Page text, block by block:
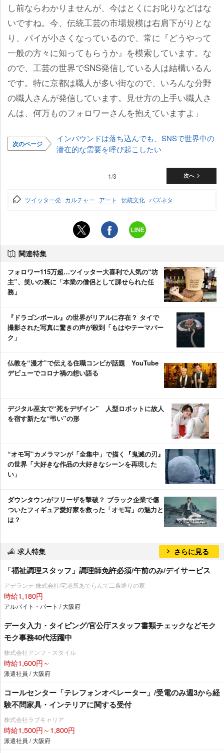
し前ならわかりませんが、今はとくにお叱りなどはな
いですね。今、伝統工芸の市場規模は右肩下がりとな
り、パイが小さくなっているので、常に『どうやって
一般の方々に知ってもらうか』を模索しています。な
ので、工芸の世界でSNS発信している人は結構いるん
です。特に京都は職人が多い街なので、いろんな分野
の職人さんが発信しています。見せ方の上手い職人さ
んは、何万ものフォロワーさんを抱えていますよ」
次のページ
インバウンドは落ち込んでも、SNSで世界中の
潜在的な需要を呼び起こしたい
次へ
1/3
ツイッター発 カルチャー アート 伝統文化 バズネタ
関連特集
フォロワー115万超…ツイッター大喜利で人気の“坊
主”、笑いの裏に「本業の僧侶として課せられた任
務」
『ドラゴンボール』の世界がリアルに存在？ タイで
撮影された写真に驚きの声が殺到「もはやテーマパー
ク」
仏教を“漫才”で伝える住職コンビが話題 YouTube
デビューでコロナ禍の想い語る
デジタル巫女で“死をデザイン” 人型ロボットに故人
を宿す新たな“弔い”の形
“オモ写”カメラマンが「全集中」で描く『鬼滅の刃』
の世界「大好きな作品の大好きなシーンを再現した
い」
ダウンタウンがフリーザを撃破？ ブラック企業で傷
ついたフィギュア愛好家を救った「オモ写」の魅力と
は？
求人特集 さらに見る
「福祉調理スタッフ」調理師免許必須/午前のみ/デイサービス
アデランテ 株式会社/宅老所あでらんて二条通りの家
時給1,180円
アルバイト・パート / 大阪府
データ入力・タイピング/官公庁スタッフ書類チェックなどモク
モク事務40代活躍中
株式会社アンフ・スタイル
時給1,600円～
派遣社員 / 大阪府
コールセンター「テレフォンオペレーター」/受電のみ週3から経
験不問家具・インテリアに関する受付
株式会社ラブキャリア
時給1,500円～1,800円
派遣社員 / 大阪府